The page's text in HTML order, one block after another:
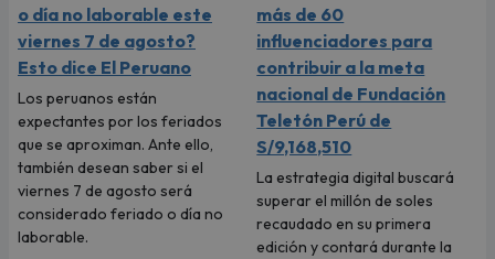
o día no laborable este
viernes 7 de agosto?
Esto dice El Peruano
Los peruanos están
expectantes por los feriados
que se aproximan. Ante ello,
también desean saber si el
viernes 7 de agosto será
considerado feriado o día no
laborable.
más de 60
influenciadores para
contribuir a la meta
nacional de Fundación
Teletón Perú de
S/9,168,510
La estrategia digital buscará
superar el millón de soles
recaudado en su primera
edición y contará durante la